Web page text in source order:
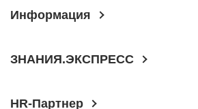
Информация
ЗНАНИЯ.ЭКСПРЕСС
HR-Партнер